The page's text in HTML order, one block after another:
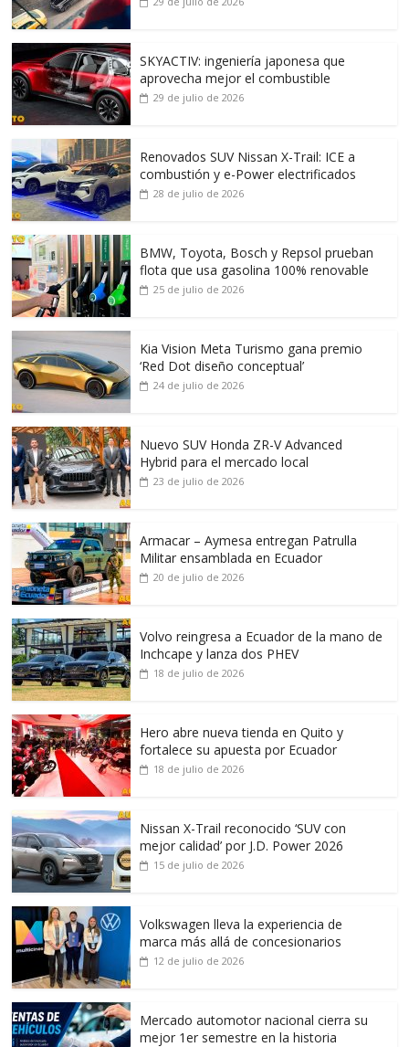
SKYACTIV: ingeniería japonesa que
aprovecha mejor el combustible
29 de julio de 2026
Renovados SUV Nissan X-Trail: ICE a
combustión y e-Power electrificados
28 de julio de 2026
BMW, Toyota, Bosch y Repsol prueban
flota que usa gasolina 100% renovable
25 de julio de 2026
Kia Vision Meta Turismo gana premio
‘Red Dot diseño conceptual’
24 de julio de 2026
Nuevo SUV Honda ZR-V Advanced
Hybrid para el mercado local
23 de julio de 2026
Armacar – Aymesa entregan Patrulla
Militar ensamblada en Ecuador
20 de julio de 2026
Volvo reingresa a Ecuador de la mano de
Inchcape y lanza dos PHEV
18 de julio de 2026
Hero abre nueva tienda en Quito y
fortalece su apuesta por Ecuador
18 de julio de 2026
Nissan X-Trail reconocido ‘SUV con
mejor calidad’ por J.D. Power 2026
15 de julio de 2026
Volkswagen lleva la experiencia de
marca más allá de concesionarios
12 de julio de 2026
Mercado automotor nacional cierra su
mejor 1er semestre en la historia